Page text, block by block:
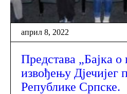
април 8, 2022
Представа „Бајка о
извођењу Дјечијег
Републике Српске.